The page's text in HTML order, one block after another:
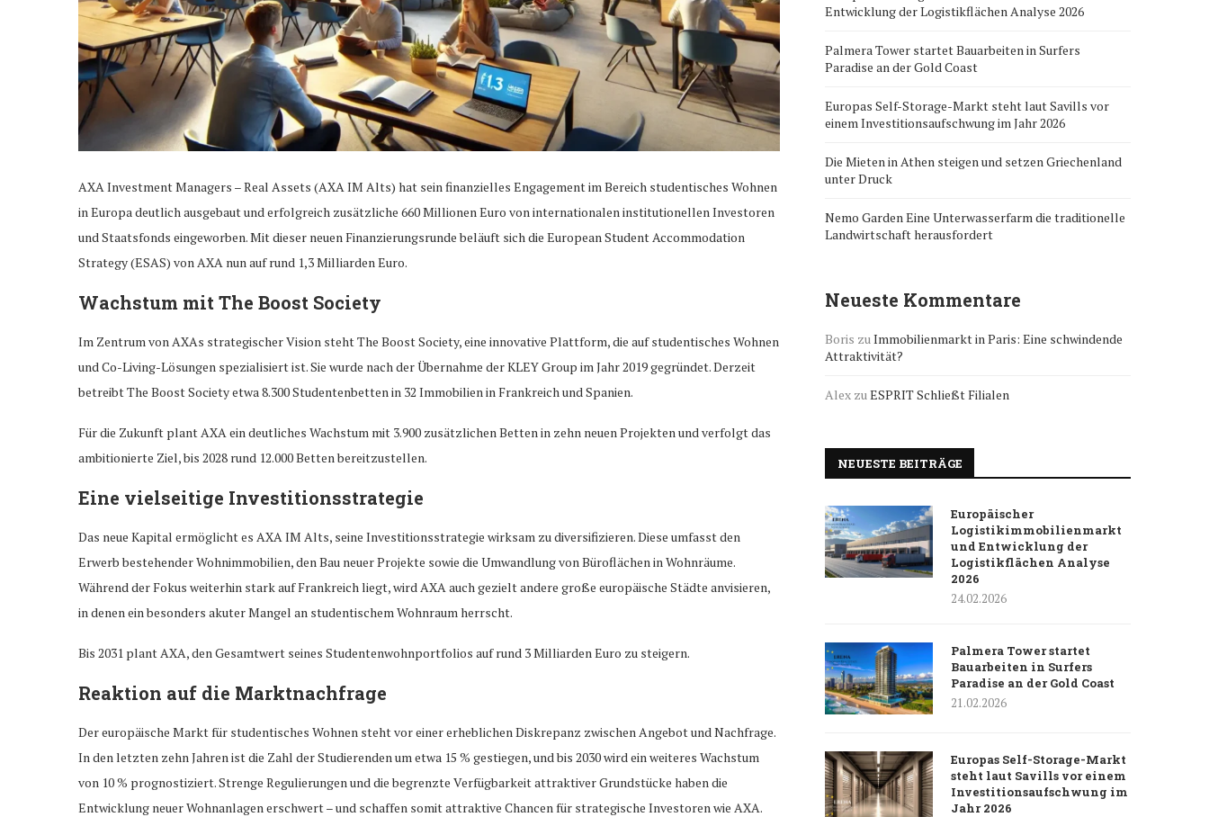
AXA Investment Managers – Real Assets (AXA IM Alts) hat sein finanzielles Engagement im Bereich studentisches Wohnen
in Europa deutlich ausgebaut und erfolgreich zusätzliche 660 Millionen Euro von internationalen institutionellen Investoren
und Staatsfonds eingeworben. Mit dieser neuen Finanzierungsrunde beläuft sich die European Student Accommodation
Strategy (ESAS) von AXA nun auf rund 1,3 Milliarden Euro.
Wachstum mit The Boost Society
Im Zentrum von AXAs strategischer Vision steht The Boost Society, eine innovative Plattform, die auf studentisches Wohnen
und Co-Living-Lösungen spezialisiert ist. Sie wurde nach der Übernahme der KLEY Group im Jahr 2019 gegründet. Derzeit
betreibt The Boost Society etwa 8.300 Studentenbetten in 32 Immobilien in Frankreich und Spanien.
Für die Zukunft plant AXA ein deutliches Wachstum mit 3.900 zusätzlichen Betten in zehn neuen Projekten und verfolgt das
ambitionierte Ziel, bis 2028 rund 12.000 Betten bereitzustellen.
Eine vielseitige Investitionsstrategie
Das neue Kapital ermöglicht es AXA IM Alts, seine Investitionsstrategie wirksam zu diversifizieren. Diese umfasst den
Erwerb bestehender Wohnimmobilien, den Bau neuer Projekte sowie die Umwandlung von Büroflächen in Wohnräume.
Während der Fokus weiterhin stark auf Frankreich liegt, wird AXA auch gezielt andere große europäische Städte anvisieren,
in denen ein besonders akuter Mangel an studentischem Wohnraum herrscht.
Bis 2031 plant AXA, den Gesamtwert seines Studentenwohnportfolios auf rund 3 Milliarden Euro zu steigern.
Reaktion auf die Marktnachfrage
Der europäische Markt für studentisches Wohnen steht vor einer erheblichen Diskrepanz zwischen Angebot und Nachfrage.
In den letzten zehn Jahren ist die Zahl der Studierenden um etwa 15 % gestiegen, und bis 2030 wird ein weiteres Wachstum
von 10 % prognostiziert. Strenge Regulierungen und die begrenzte Verfügbarkeit attraktiver Grundstücke haben die
Entwicklung neuer Wohnanlagen erschwert – und schaffen somit attraktive Chancen für strategische Investoren wie AXA.
Entwicklung der Logistikflächen Analyse 2026
Palmera Tower startet Bauarbeiten in Surfers
Paradise an der Gold Coast
Europas Self-Storage-Markt steht laut Savills vor
einem Investitionsaufschwung im Jahr 2026
Die Mieten in Athen steigen und setzen Griechenland
unter Druck
Nemo Garden Eine Unterwasserfarm die traditionelle
Landwirtschaft herausfordert
Neueste Kommentare
Boris zuImmobilienmarkt in Paris: Eine schwindende
Attraktivität?
Alex zuESPRIT Schließt Filialen
NEUESTE BEITRÄGE
Europäischer
Logistikimmobilienmarkt
und Entwicklung der
Logistikflächen Analyse
2026
24.02.2026
Palmera Tower startet
Bauarbeiten in Surfers
Paradise an der Gold Coast
21.02.2026
Europas Self-Storage-Markt
steht laut Savills vor einem
Investitionsaufschwung im
Jahr 2026